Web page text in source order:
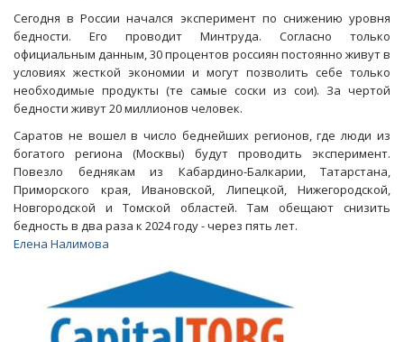
Сегодня в России начался эксперимент по снижению уровня
бедности. Его проводит Минтруда. Согласно только
официальным данным, 30 процентов россиян постоянно живут в
условиях жесткой экономии и могут позволить себе только
необходимые продукты (те самые соски из сои). За чертой
бедности живут 20 миллионов человек.
Саратов не вошел в число беднейших регионов, где люди из
богатого региона (Москвы) будут проводить эксперимент.
Повезло беднякам из Кабардино-Балкарии, Татарстана,
Приморского края, Ивановской, Липецкой, Нижегородской,
Новгородской и Томской областей. Там обещают снизить
бедность в два раза к 2024 году - через пять лет.
Елена Налимова